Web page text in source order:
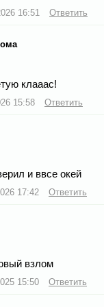
16:51 Ответить
клааас!
15:58 Ответить
и ввсе окей
17:42 Ответить
взлом
15:50 Ответить